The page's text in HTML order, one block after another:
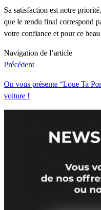
Sa satisfaction est notre
que le rendu final correspond
votre confiance et pour ce
Navigation de l’article
Précédent
On vous présente “Loue Ta
voiture !